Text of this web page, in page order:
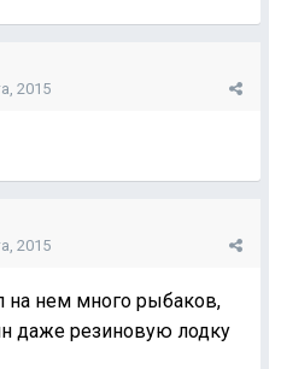
2015
2015
на нем много рыбаков,
даже резиновую лодку